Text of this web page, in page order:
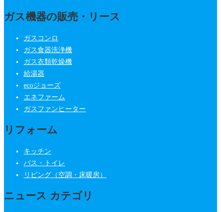
ガス機器の販売・リース
ガスコンロ
ガス食器洗浄機
ガス衣類乾燥機
給湯器
ecoジョーズ
エネファーム
ガスファンヒーター
リフォーム
キッチン
バス・トイレ
リビング（空調・床暖房）
ニュース カテゴリ